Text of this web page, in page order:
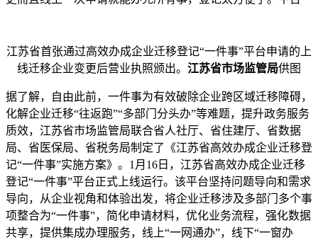
江苏省首张通过高效办成企业迁移登记“一件事”平台申请的上
线迁移企业变更后营业执照颁出。 江苏省市场监管局供图
据了解，自由此前，一件事为有效破除企业跨区域迁移障碍，
化解企业迁移“往返跑”“多部门分头办”等难题，提升政务服务
质效，江苏省市场监管局联合省人社厅、省住建厅、省数据
局、省医保局、省税务局制定了《江苏省高效办成企业迁移登
记“一件事”实施方案》。1月16日，江苏省高效办成企业迁移
登记“一件事”平台正式上线运行。该平台坚持问题导向和需求
导向，从企业视角和体验出发，将企业迁移涉及多部门多个事
项整合为“一件事”，简化申请材料，优化业务流程，强化数据
共享，提供集成办理服务，线上“一网通办”，线下“一窗办